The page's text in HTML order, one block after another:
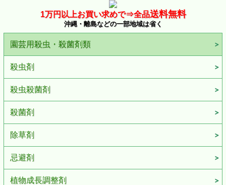
1万円以上お買い求めで⇒全品送料無料
沖縄・離島などの一部地域は省く
園芸用殺虫・殺菌剤類
殺虫剤
殺虫殺菌剤
殺菌剤
除草剤
忌避剤
植物成長調整剤